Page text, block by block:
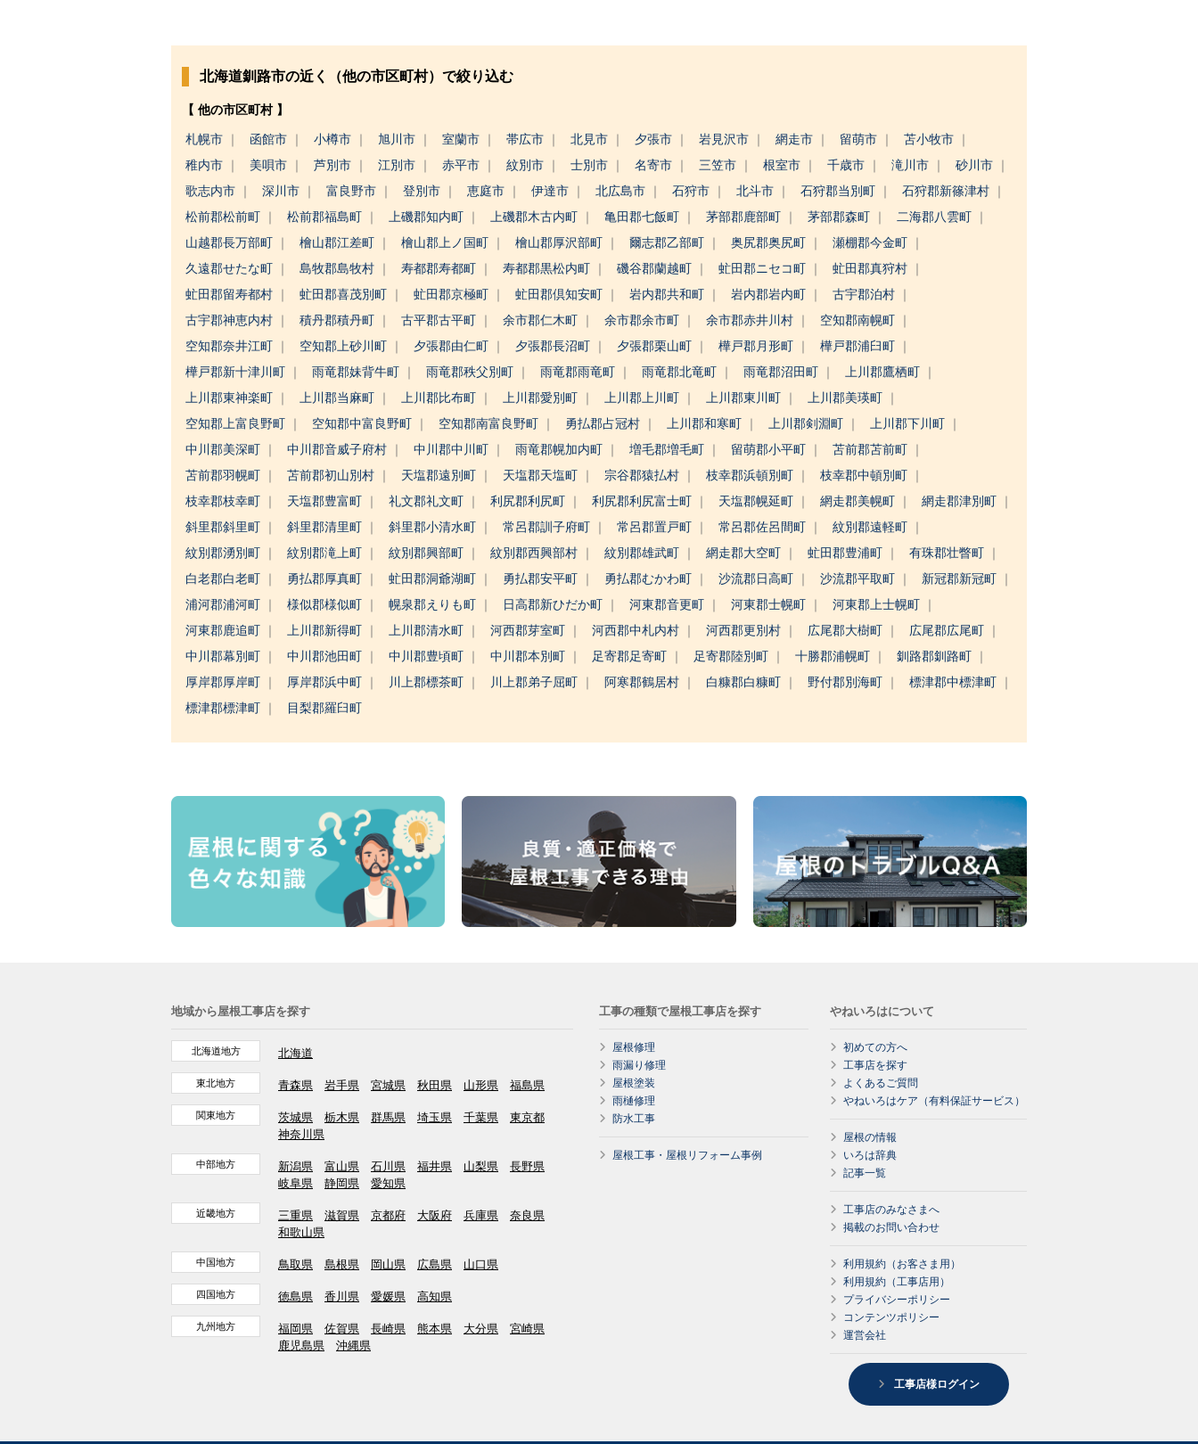
北海道釧路市の近く（他の市区町村）で絞り込む
【 他の市区町村 】
札幌市 函館市 小樽市 旭川市 室蘭市 帯広市 北見市 夕張市 岩見沢市 網走市 留萌市
苫小牧市
稚内市
美唄市 芦別市 江別市 赤平市 紋別市 士別市 名寄市 三笠市 根室市 千歳市 滝川市
砂川市
歌志内市
深川市 富良野市 登別市 恵庭市 伊達市 北広島市 石狩市 北斗市 石狩郡当別町
石狩郡新篠津村
松前郡松前町
松前郡福島町 上磯郡知内町 上磯郡木古内町 亀田郡七飯町 茅部郡鹿部町 茅部郡森町
二海郡八雲町
山越郡長万部町
檜山郡江差町 檜山郡上ノ国町 檜山郡厚沢部町 爾志郡乙部町 奥尻郡奥尻町
瀬棚郡今金町
久遠郡せたな町
島牧郡島牧村 寿都郡寿都町 寿都郡黒松内町 磯谷郡蘭越町 虻田郡ニセコ町
虻田郡真狩村
虻田郡留寿都村
虻田郡喜茂別町 虻田郡京極町 虻田郡倶知安町 岩内郡共和町 岩内郡岩内町
古宇郡泊村
古宇郡神恵内村
積丹郡積丹町 古平郡古平町 余市郡仁木町 余市郡余市町 余市郡赤井川村
空知郡南幌町
空知郡奈井江町
空知郡上砂川町 夕張郡由仁町 夕張郡長沼町 夕張郡栗山町 樺戸郡月形町
樺戸郡浦臼町
樺戸郡新十津川町
雨竜郡妹背牛町 雨竜郡秩父別町 雨竜郡雨竜町 雨竜郡北竜町 雨竜郡沼田町
上川郡鷹栖町
上川郡東神楽町
上川郡当麻町 上川郡比布町 上川郡愛別町 上川郡上川町 上川郡東川町
上川郡美瑛町
空知郡上富良野町
空知郡中富良野町 空知郡南富良野町 勇払郡占冠村 上川郡和寒町 上川郡剣淵町
上川郡下川町
中川郡美深町
中川郡音威子府村 中川郡中川町 雨竜郡幌加内町 増毛郡増毛町 留萌郡小平町
苫前郡苫前町
苫前郡羽幌町
苫前郡初山別村 天塩郡遠別町 天塩郡天塩町 宗谷郡猿払村 枝幸郡浜頓別町
枝幸郡中頓別町
枝幸郡枝幸町
天塩郡豊富町 礼文郡礼文町 利尻郡利尻町 利尻郡利尻富士町 天塩郡幌延町 網走郡美幌町
網走郡津別町
斜里郡斜里町
斜里郡清里町 斜里郡小清水町 常呂郡訓子府町 常呂郡置戸町 常呂郡佐呂間町
紋別郡遠軽町
紋別郡湧別町
紋別郡滝上町 紋別郡興部町 紋別郡西興部村 紋別郡雄武町 網走郡大空町 虻田郡豊浦町
有珠郡壮瞥町
白老郡白老町
勇払郡厚真町 虻田郡洞爺湖町 勇払郡安平町 勇払郡むかわ町 沙流郡日高町 沙流郡平取町
新冠郡新冠町
浦河郡浦河町
様似郡様似町 幌泉郡えりも町 日高郡新ひだか町 河東郡音更町 河東郡士幌町
河東郡上士幌町
河東郡鹿追町
上川郡新得町 上川郡清水町 河西郡芽室町 河西郡中札内村 河西郡更別村 広尾郡大樹町
広尾郡広尾町
中川郡幕別町
中川郡池田町 中川郡豊頃町 中川郡本別町 足寄郡足寄町 足寄郡陸別町 十勝郡浦幌町
釧路郡釧路町
厚岸郡厚岸町
厚岸郡浜中町 川上郡標茶町 川上郡弟子屈町 阿寒郡鶴居村 白糠郡白糠町 野付郡別海町
標津郡中標津町
標津郡標津町
目梨郡羅臼町
地域から屋根工事店を探す
北海道地方 北海道
東北地方 青森県 岩手県 宮城県 秋田県 山形県 福島県
関東地方 茨城県 栃木県 群馬県 埼玉県 千葉県
東京都
神奈川県
中部地方 新潟県 富山県 石川県 福井県 山梨県
長野県
岐阜県
静岡県 愛知県
近畿地方 三重県 滋賀県 京都府 大阪府 兵庫県
奈良県
和歌山県
中国地方 鳥取県 島根県 岡山県 広島県 山口県
四国地方 徳島県 香川県 愛媛県 高知県
九州地方 福岡県 佐賀県 長崎県 熊本県 大分県
宮崎県
鹿児島県
沖縄県
工事の種類で屋根工事店を探す
屋根修理
雨漏り修理
屋根塗装
雨樋修理
防水工事
屋根工事・屋根リフォーム事例
やねいろはについて
初めての方へ
工事店を探す
よくあるご質問
やねいろはケア（有料保証サービス）
屋根の情報
いろは辞典
記事一覧
工事店のみなさまへ
掲載のお問い合わせ
利用規約（お客さま用）
利用規約（工事店用）
プライバシーポリシー
コンテンツポリシー
運営会社
工事店様ログイン